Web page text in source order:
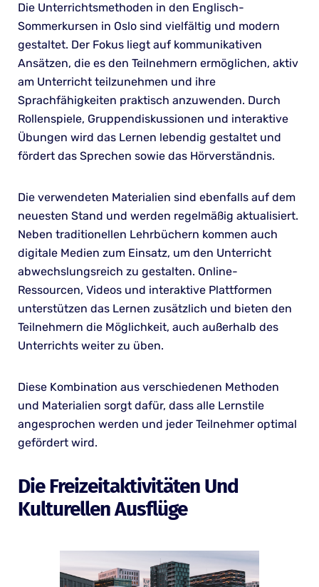
Die Unterrichtsmethoden in den Englisch-
Sommerkursen in Oslo sind vielfältig und modern
gestaltet. Der Fokus liegt auf kommunikativen
Ansätzen, die es den Teilnehmern ermöglichen, aktiv
am Unterricht teilzunehmen und ihre
Sprachfähigkeiten praktisch anzuwenden. Durch
Rollenspiele, Gruppendiskussionen und interaktive
Übungen wird das Lernen lebendig gestaltet und
fördert das Sprechen sowie das Hörverständnis.
Die verwendeten Materialien sind ebenfalls auf dem
neuesten Stand und werden regelmäßig aktualisiert.
Neben traditionellen Lehrbüchern kommen auch
digitale Medien zum Einsatz, um den Unterricht
abwechslungsreich zu gestalten. Online-
Ressourcen, Videos und interaktive Plattformen
unterstützen das Lernen zusätzlich und bieten den
Teilnehmern die Möglichkeit, auch außerhalb des
Unterrichts weiter zu üben.
Diese Kombination aus verschiedenen Methoden
und Materialien sorgt dafür, dass alle Lernstile
angesprochen werden und jeder Teilnehmer optimal
gefördert wird.
Die Freizeitaktivitäten Und
Kulturellen Ausflüge